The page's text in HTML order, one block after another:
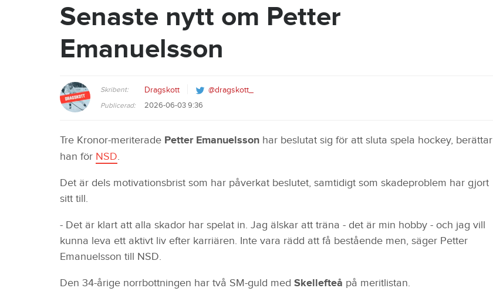
Senaste nytt om Petter
Emanuelsson
Skribent: Dragskott @dragskott_
Publicerad: 2026-06-03 9:36
Tre Kronor-meriterade Petter Emanuelsson har beslutat sig för att sluta spela hockey, berättar
han för NSD.
Det är dels motivationsbrist som har påverkat beslutet, samtidigt som skadeproblem har gjort
sitt till.
- Det är klart att alla skador har spelat in. Jag älskar att träna - det är min hobby - och jag vill
kunna leva ett aktivt liv efter karriären. Inte vara rädd att få bestående men, säger Petter
Emanuelsson till NSD.
Den 34-årige norrbottningen har två SM-guld med Skellefteå på meritlistan.